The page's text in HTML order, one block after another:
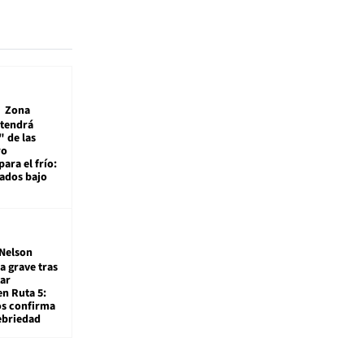
Zona
de las
el frío:
bajo
Nelson
grave tras
Ruta 5:
confirma